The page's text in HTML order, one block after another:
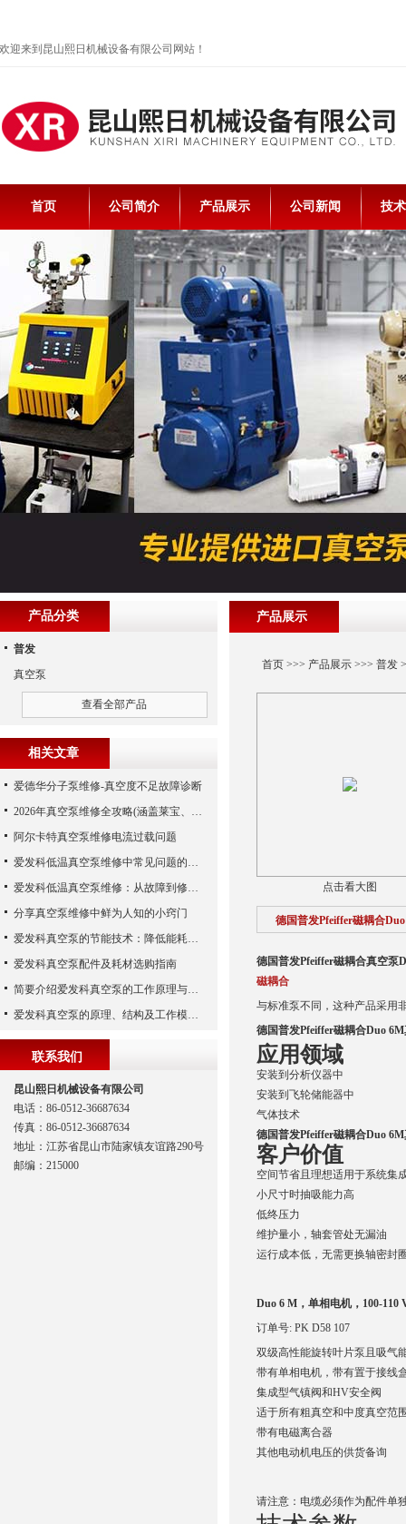
欢迎来到昆山熙日机械设备有限公司网站！
首页 公司简介 产品展示 公司新闻 技
产品展示
首页>>> 产品展示>>> 普发
点击看大图
德国普发Pfeiffer磁耦合
德国普发Pfeiffer磁耦合真空泵
磁耦合
与标准泵不同，这种产品采用
德国普发Pfeiffer磁耦合Duo
应用领域
安装到分析仪器中
安装到飞轮储能器中
气体技术
德国普发Pfeiffer磁耦合Duo
客户价值
空间节省且理想适用于系统集
小尺寸时抽吸能力高
低终压力
维护量小，轴套管处无漏油
运行成本低，无需更换轴密封
Duo 6 M，单相电机，100-110
订单号: PK D58 107
双级高性能旋转叶片泵且吸气
带有单相电机，带有置于接线
集成型气镇阀和HV安全阀
适于所有粗真空和中度真空范
带有电磁离合器
其他电动机电压的供货备询
请注意：电缆必须作为配件单
产品分类
普发
真空泵
查看全部产品
相关文章
爱德华分子泵维修-真空度不足故障诊断
2026年真空泵维修全攻略(涵盖莱宝、爱德华、爱发科等品牌)
阿尔卡特真空泵维修电流过载问题
爱发科低温真空泵维修中常见问题的处理经验
爱发科低温真空泵维修：从故障到修复的全过程
分享真空泵维修中鲜为人知的小窍门
爱发科真空泵的节能技术：降低能耗，提高生产效益
爱发科真空泵配件及耗材选购指南
简要介绍爱发科真空泵的工作原理与主要部件
爱发科真空泵的原理、结构及工作模式解析
联系我们
昆山熙日机械设备有限公司
电话：86-0512-36687634
传真：86-0512-36687634
地址：江苏省昆山市陆家镇友谊路290号
邮编：215000